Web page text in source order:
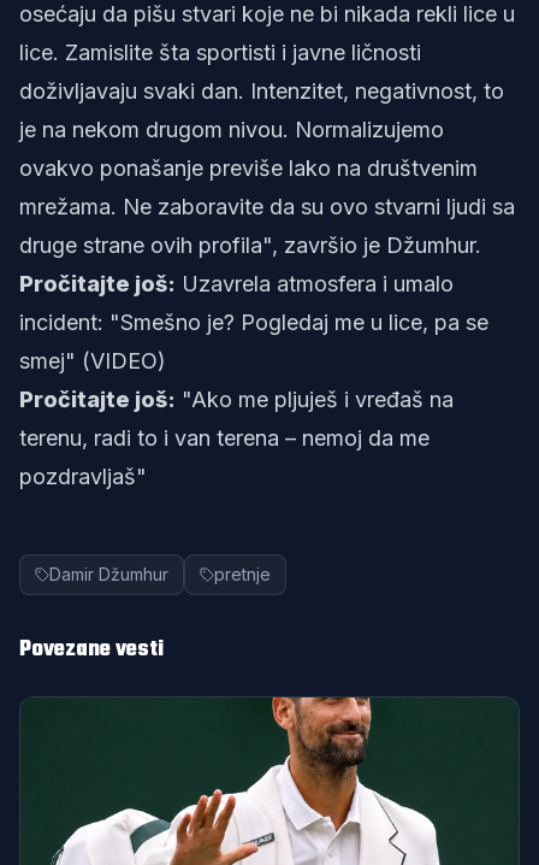
osećaju da pišu stvari koje ne bi nikada rekli lice u
lice. Zamislite šta sportisti i javne ličnosti
doživljavaju svaki dan. Intenzitet, negativnost, to
je na nekom drugom nivou. Normalizujemo
ovakvo ponašanje previše lako na društvenim
mrežama. Ne zaboravite da su ovo stvarni ljudi sa
druge strane ovih profila", završio je Džumhur.
Pročitajte još: Uzavrela atmosfera i umalo
incident: "Smešno je? Pogledaj me u lice, pa se
smej" (VIDEO)
Pročitajte još: "Ako me pljuješ i vređaš na
terenu, radi to i van terena – nemoj da me
pozdravljaš"
Damir Džumhur pretnje
Povezane vesti